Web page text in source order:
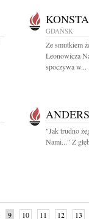
GDAŃSK
Ze smutkiem
Leonowicza
spoczywa w...
"Jak trudno
Nami..." Z
9 10 11 12 13